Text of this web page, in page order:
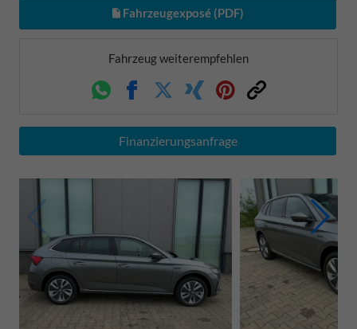
Fahrzeugexposé (PDF)
Fahrzeug weiterempfehlen
WhatsappFacebookTwitterXing PinterestLink
Finanzierungsanfrage